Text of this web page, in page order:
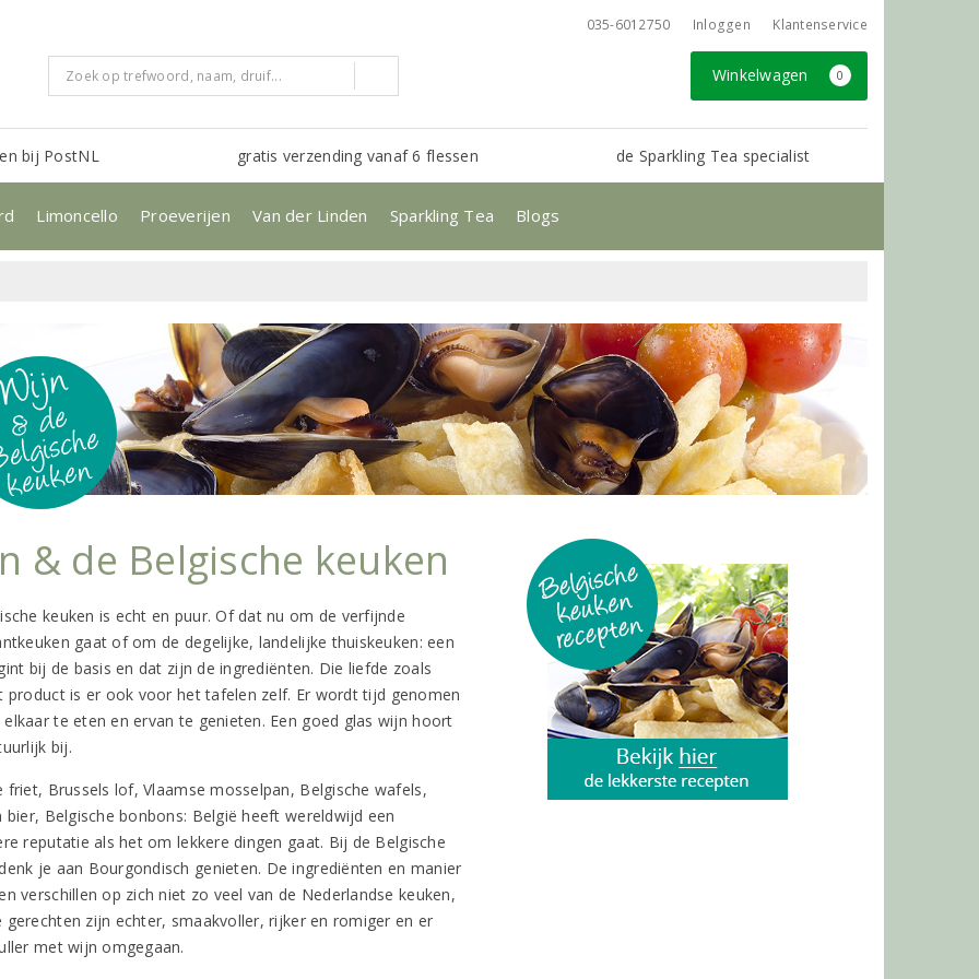
035-6012750 Inloggen Klantenservice
Winkelwagen 0
bij PostNL gratis verzending vanaf 6 flessen de Sparkling Tea specialist
Limoncello Proeverijen Van der Linden Sparkling Tea Blogs
& de Belgische keuken
keuken is echt en puur. Of dat nu om de verfijnde
gaat of om de degelijke, landelijke thuiskeuken: een
bij de basis en dat zijn de ingrediënten. Die liefde zoals
product is er ook voor het tafelen zelf. Er wordt tijd genomen
te eten en ervan te genieten. Een goed glas wijn hoort
bij.
friet, Brussels lof, Vlaamse mosselpan, Belgische wafels,
bier, Belgische bonbons: België heeft wereldwijd een
reputatie als het om lekkere dingen gaat. Bij de Belgische
je aan Bourgondisch genieten. De ingrediënten en manier
verschillen op zich niet zo veel van de Nederlandse keuken,
gerechten zijn echter, smaakvoller, rijker en romiger en er
met wijn omgegaan.